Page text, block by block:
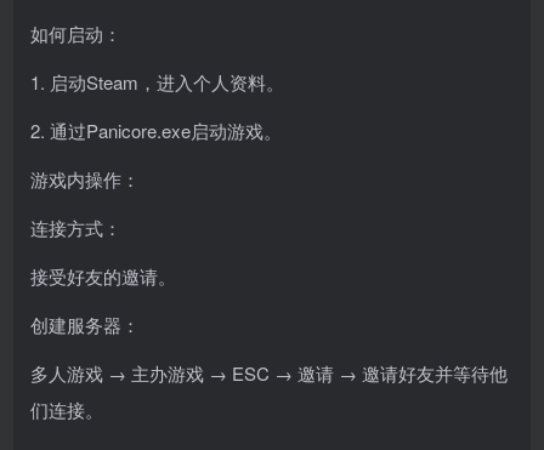
如何启动：
1. 启动Steam，进入个人资料。
2. 通过Panicore.exe启动游戏。
游戏内操作：
连接方式：
接受好友的邀请。
创建服务器：
多人游戏 → 主办游戏 → ESC → 邀请 → 邀请好友并等待他
们连接。